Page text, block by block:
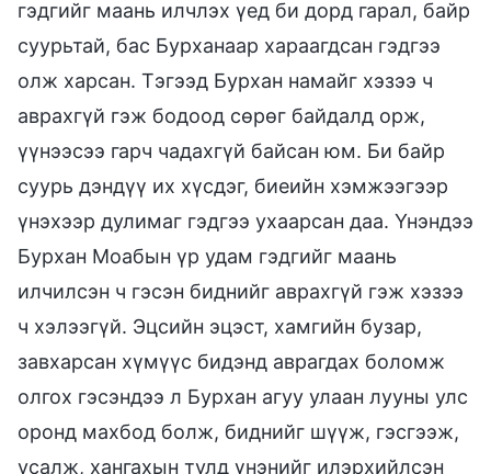
гэдгийг маань илчлэх үед би дорд гарал, байр
суурьтай, бас Бурханаар хараагдсан гэдгээ
олж харсан. Тэгээд Бурхан намайг хэзээ ч
аврахгүй гэж бодоод сөрөг байдалд орж,
үүнээсээ гарч чадахгүй байсан юм. Би байр
суурь дэндүү их хүсдэг, биеийн хэмжээгээр
үнэхээр дулимаг гэдгээ ухаарсан даа. Үнэндээ
Бурхан Моабын үр удам гэдгийг маань
илчилсэн ч гэсэн биднийг аврахгүй гэж хэзээ
ч хэлээгүй. Эцсийн эцэст, хамгийн бузар,
завхарсан хүмүүс бидэнд аврагдах боломж
олгох гэсэндээ л Бурхан агуу улаан лууны улс
оронд махбод болж, биднийг шүүж, гэсгээж,
усалж, хангахын тулд үнэнийг илэрхийлсэн